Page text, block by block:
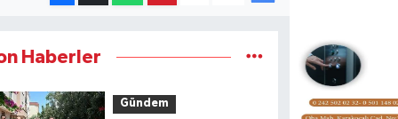
Haberler
Gündem